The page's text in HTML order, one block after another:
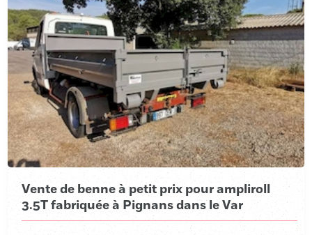
Vente de benne à petit prix pour ampliroll
3.5T fabriquée à Pignans dans le Var